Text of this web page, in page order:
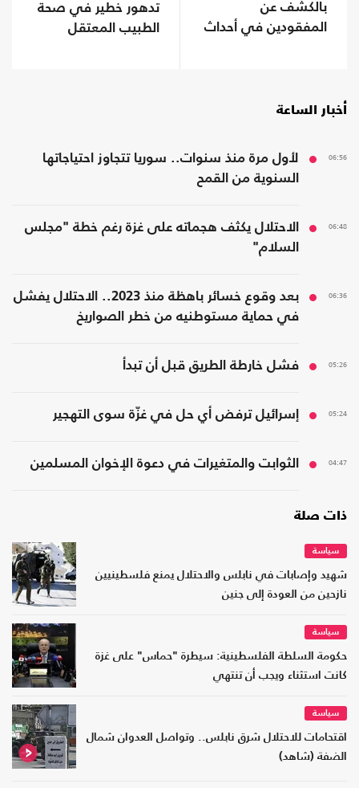
بالكشف عن
المفقودين في أحداث
تدهور خطير في صحة
الطبيب المعتقل
أخبار الساعة
06:56
لأول مرة منذ سنوات.. سوريا تتجاوز احتياجاتها
السنوية من القمح
06:48
الاحتلال يكثف هجماته على غزة رغم خطة "مجلس
السلام"
06:36
بعد وقوع خسائر باهظة منذ 2023.. الاحتلال يفشل
في حماية مستوطنيه من خطر الصواريخ
05:26 فشل خارطة الطريق قبل أن تبدأ
05:24 إسرائيل ترفض أي حل في غزّة سوى التهجير
04:47 الثوابت والمتغيرات في دعوة الإخوان المسلمين
ذات صلة
سياسة
شهيد وإصابات في نابلس والاحتلال يمنع فلسطينيين
نازحين من العودة إلى جنين
سياسة
حكومة السلطة الفلسطينية: سيطرة "حماس" على غزة
كانت استثناء ويجب أن تنتهي
سياسة
اقتحامات للاحتلال شرق نابلس.. وتواصل العدوان شمال
الضفة (شاهد)